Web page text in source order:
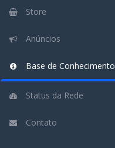
Store
Anúncios
Base de Conhecimento
Status da Rede
Contato